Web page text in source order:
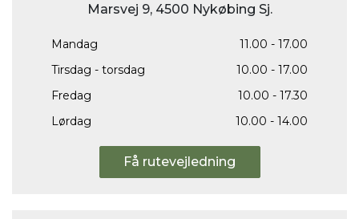
Marsvej 9, 4500 Nykøbing Sj.
Mandag
11.00 - 17.00
Tirsdag - torsdag
10.00 - 17.00
Fredag
10.00 - 17.30
Lørdag
10.00 - 14.00
Få rutevejledning